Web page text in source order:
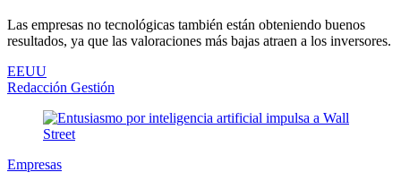
Las empresas no tecnológicas también están obteniendo buenos
resultados, ya que las valoraciones más bajas atraen a los inversores.
EEUU
Redacción Gestión
Empresas